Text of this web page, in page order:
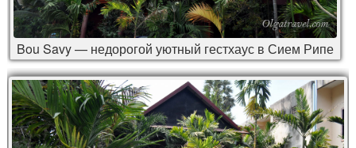
Bou Savy — недорогой уютный гестхаус в Сием Рипе